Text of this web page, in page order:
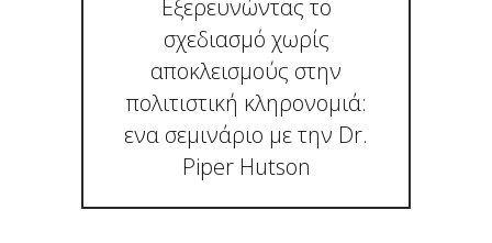
Εξερευνώντας το
σχεδιασμό χωρίς
αποκλεισμούς στην
πολιτιστική κληρονομιά:
ενα σεμινάριο με την Dr.
Piper Hutson